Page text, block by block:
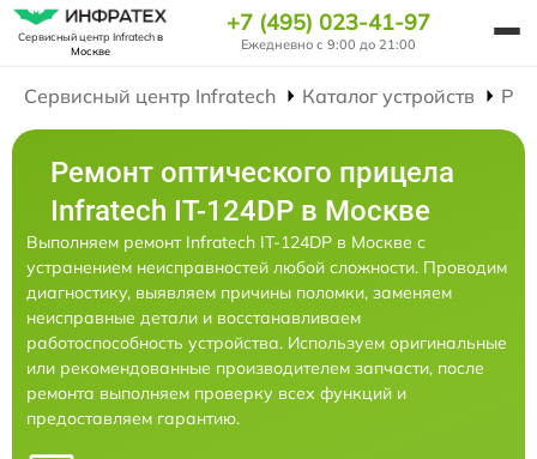
Сервисный центр Infratechв
Москве
+7 (495) 023-41-97
Ежедневно с 9:00 до 21:00
Сервисный центр Infratech Каталог устройств
Ремонт оптического прицела
Infratech IT-124DP в Москве
Выполняем ремонт Infratech IT-124DP в Москве с
устранением неисправностей любой сложности. Проводим
диагностику, выявляем причины поломки, заменяем
неисправные детали и восстанавливаем
работоспособность устройства. Используем оригинальные
или рекомендованные производителем запчасти, после
ремонта выполняем проверку всех функций и
предоставляем гарантию.